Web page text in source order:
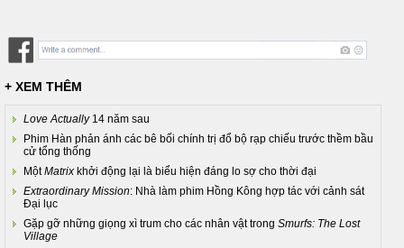
+ XEM THÊM
Love Actually14 năm sau
Phim Hàn phản ánh các bê bối chính trị đổ bộ rạp chiếu trước thềm bầu
cử tổng thống
MộtMatrix khởi động lại là biểu hiện đáng lo sợ cho thời đại
Extraordinary Mission: Nhà làm phim Hồng Kông hợp tác với cảnh sát
Đại lục
Gặp gỡ những giọng xì trum cho các nhân vật trong Smurfs: The Lost
Village